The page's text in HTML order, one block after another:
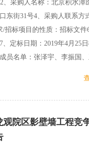
、采购人名称：北京积水潭
东街31号4、采购人联系方
/招标项目的性质：招标文件
、定标日期：2019年4月25
员名单：张泽宇、李振国
内前来北京积水潭医院资
的投标供应商，可在中标公
我部门提出质疑。 北京积
院区影壁墙工程竞